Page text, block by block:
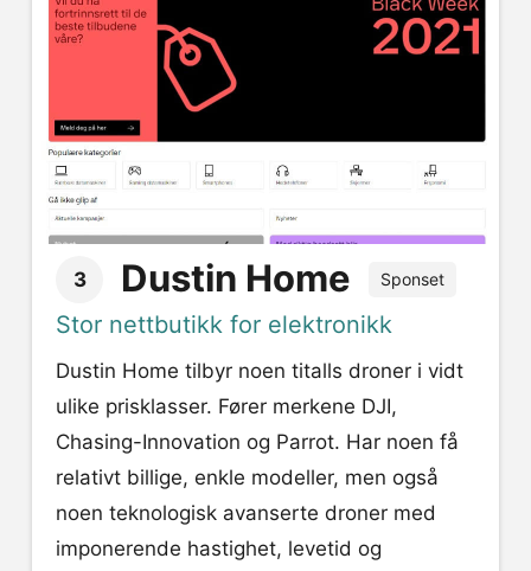
3 Dustin Home Sponset
Stor nettbutikk for elektronikk
Dustin Home tilbyr noen titalls droner i vidt
ulike prisklasser. Fører merkene DJI,
Chasing-Innovation og Parrot. Har noen få
relativt billige, enkle modeller, men også
noen teknologisk avanserte droner med
imponerende hastighet, levetid og